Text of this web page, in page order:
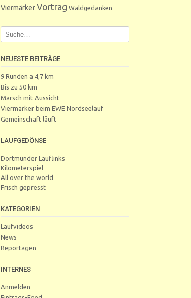
ViermärkerVortrag Waldgedanken
NEUESTE BEITRÄGE
9 Runden a 4,7 km
Bis zu 50 km
Marsch mit Aussicht
Viermärker beim EWE Nordseelauf
Gemeinschaft läuft
LAUFGEDÖNSE
Dortmunder Lauflinks
Kilometerspiel
All over the world
Frisch gepresst
KATEGORIEN
Laufvideos
News
Reportagen
INTERNES
Anmelden